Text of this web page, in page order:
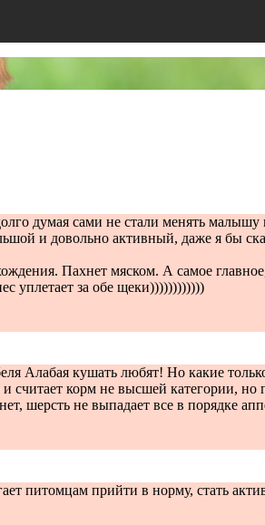
думая сами не стали менять
и довольно активный, даже я бы
Пахнет мяском. А самое
уплетает за обе щеки))))))))))))
Алабая кушать любят! Но какие
и считает корм не высшей категории,
шерсть не выпадает все в порядке
питомцам прийти в норму, стать